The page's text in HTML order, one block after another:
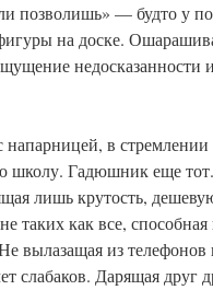
позволишь» — будто у
на доске.
недосказанности
напарницей, в
школу. Гадюшник еще
лишь крутость,
таких как все,
вылазащая из
слабаков. Дарящая друг